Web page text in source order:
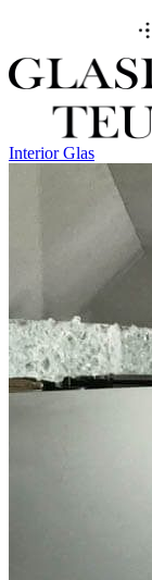
Interior Glas